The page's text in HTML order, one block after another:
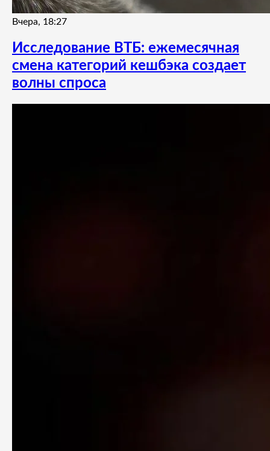
Вчера, 18:27
Исследование ВТБ: ежемесячная
смена категорий кешбэка создает
волны спроса